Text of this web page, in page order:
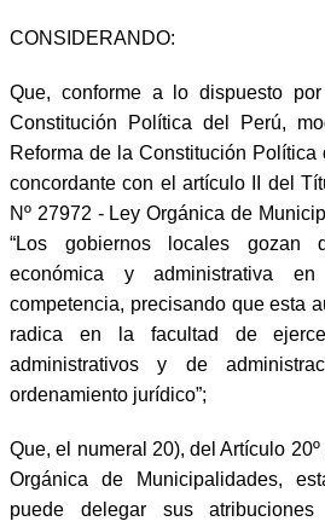
CONSIDERANDO:
Que, conforme a lo dispuesto
Constitución Política del Perú,
Reforma de la Constitución Política
concordante con el artículo II del
Nº 27972 - Ley Orgánica de
“Los gobiernos locales gozan
económica y administrativa
competencia, precisando que esta
radica en la facultad de
administrativos y de
ordenamiento jurídico”;
Que, el numeral 20), del Artículo
Orgánica de Municipalidades,
puede delegar sus